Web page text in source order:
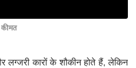
कीमत
लग्जरी कारों के शौकीन होते हैं, लेकिन